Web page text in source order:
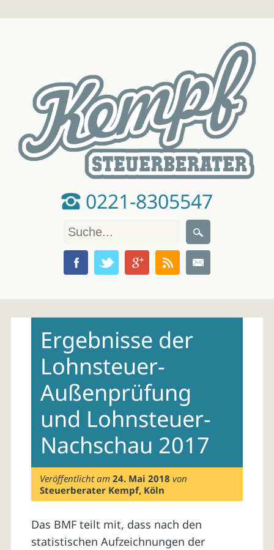
0221-8305547
contentErgebnisse der
Lohnsteuer-
Außenprüfung
und Lohnsteuer-
Nachschau 2017
Veröffentlicht am24. Mai 2018 von
Steuerberater Kempf, Köln
Das BMF teilt mit, dass nach den
statistischen Aufzeichnungen der